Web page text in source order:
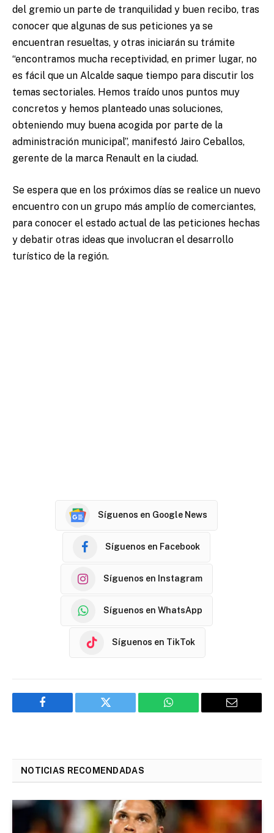
del gremio un parte de tranquilidad y buen recibo, tras
conocer que algunas de sus peticiones ya se
encuentran resueltas, y otras iniciarán su trámite
“encontramos mucha receptividad, en primer lugar, no
es fácil que un Alcalde saque tiempo para discutir los
temas sectoriales. Hemos traído unos puntos muy
concretos y hemos planteado unas soluciones,
obteniendo muy buena acogida por parte de la
administración municipal”, manifestó Jairo Ceballos,
gerente de la marca Renault en la ciudad.
Se espera que en los próximos días se realice un nuevo
encuentro con un grupo más amplío de comerciantes,
para conocer el estado actual de las peticiones hechas
y debatir otras ideas que involucran el desarrollo
turístico de la región.
Síguenos en Google News
Síguenos en Facebook
Síguenos en Instagram
Síguenos en WhatsApp
Síguenos en TikTok
Facebook Twitter WhatsApp Email
NOTICIAS RECOMENDADAS